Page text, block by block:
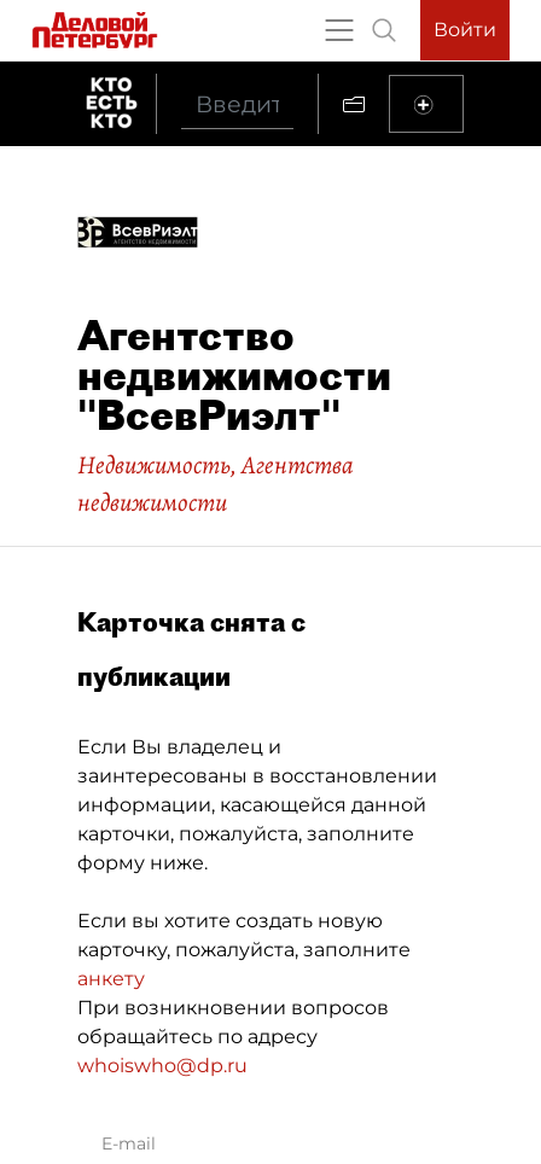
Войти
Агентство
недвижимости
"ВсевРиэлт"
Недвижимость,Агентства
недвижимости
Карточка снята с
публикации
Если Вы владелец и
заинтересованы в восстановлении
информации, касающейся данной
карточки, пожалуйста, заполните
форму ниже.
Если вы хотите создать новую
карточку, пожалуйста, заполните
анкету
При возникновении вопросов
обращайтесь по адресу
whoiswho@dp.ru
E-mail